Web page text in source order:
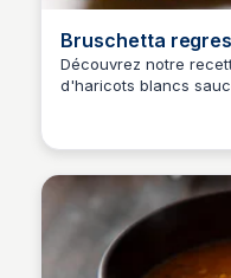
Bruschetta
sauce tomates
Découvrez notre
d'haricots blancs
un plat délicieux et